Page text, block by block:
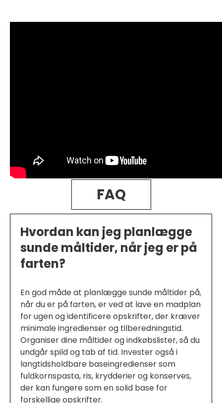
FAQ
Hvordan kan jeg planlægge
sunde måltider, når jeg er på
farten?
En god måde at planlægge sunde måltider på,
når du er på farten, er ved at lave en madplan
for ugen og identificere opskrifter, der kræver
minimale ingredienser og tilberedningstid.
Organiser dine måltider og indkøbslister, så du
undgår spild og tab af tid. Invester også i
langtidsholdbare baseingredienser som
fuldkornspasta, ris, krydderier og konserves,
der kan fungere som en solid base for
forskellige opskrifter.